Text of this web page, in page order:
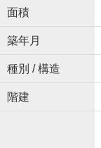
面積
築年月
種別 / 構造
階建